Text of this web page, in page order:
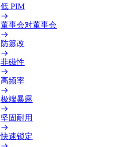
低 PIM
董事会对董事会
防篡改
非磁性
高频率
极端暴露
坚固耐用
快速锁定